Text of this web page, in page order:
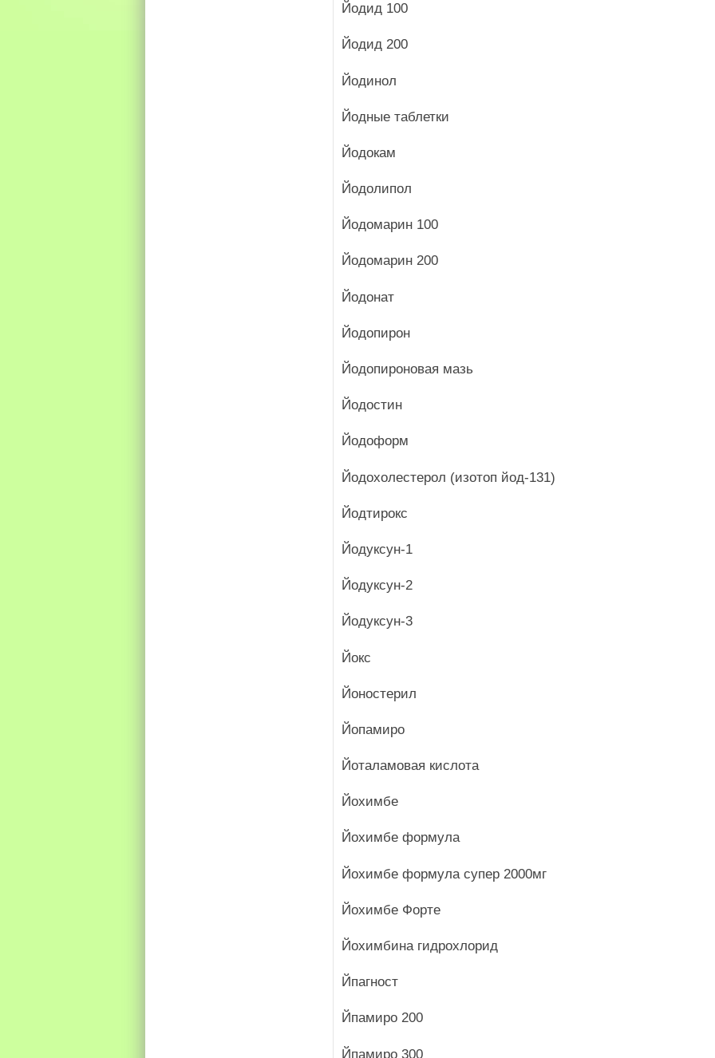
Йодид 100
Йодид 200
Йодинол
Йодные таблетки
Йодокам
Йодолипол
Йодомарин 100
Йодомарин 200
Йодонат
Йодопирон
Йодопироновая мазь
Йодостин
Йодоформ
Йодохолестерол (изотоп йод-131)
Йодтирокс
Йодуксун-1
Йодуксун-2
Йодуксун-3
Йокс
Йоностерил
Йопамиро
Йоталамовая кислота
Йохимбе
Йохимбе формула
Йохимбе формула супер 2000мг
Йохимбе Форте
Йохимбина гидрохлорид
Йпагност
Йпамиро 200
Йпамиро 300